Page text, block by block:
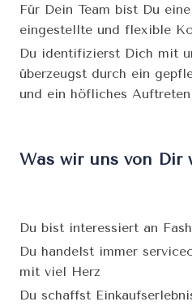
Für Dein Team bist Du
eingestellte und flexible
Du identifizierst Dich mit
überzeugst durch ein
und ein höfliches Auftreten
Was wir uns von Dir
Du bist interessiert an
Du handelst immer
mit viel Herz
Du schaffst